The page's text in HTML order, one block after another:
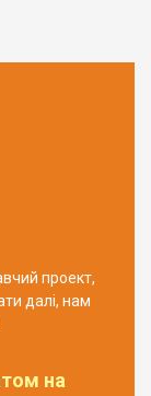
проект,
далі, нам
на